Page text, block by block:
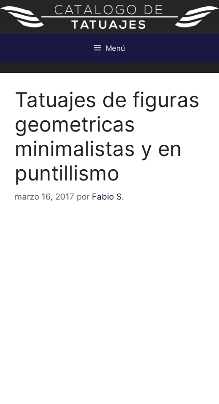
Saltar
contenido
Menú
Tatuajes de figuras
geometricas
minimalistas y en
puntillismo
marzo 16, 2017 por Fabio S.